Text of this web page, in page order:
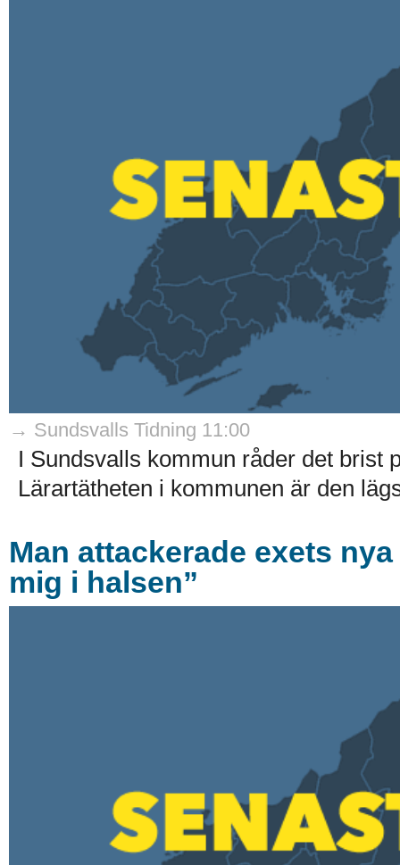
→ Sundsvalls Tidning 11:00
I Sundsvalls kommun råder det brist
Lärartätheten i kommunen är den
Man attackerade exets
mig i halsen”